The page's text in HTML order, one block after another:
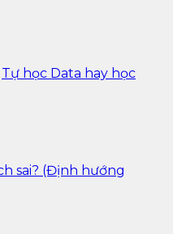
Tự học Data hay học
sai? (Định hướng